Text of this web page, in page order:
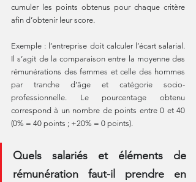
cumuler les points obtenus pour chaque critère
afin d’obtenir leur score.
Exemple : l’entreprise doit calculer l’écart salarial.
Il s’agit de la comparaison entre la moyenne des
rémunérations des femmes et celle des hommes
par tranche d’âge et catégorie socio-
professionnelle. Le pourcentage obtenu
correspond à un nombre de points entre 0 et 40
(0% = 40 points ; +20% = 0 points).
Quels salariés et éléments de
rémunération faut-il prendre en